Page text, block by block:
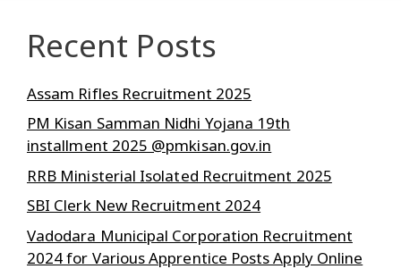
Recent Posts
Assam Rifles Recruitment 2025
PM Kisan Samman Nidhi Yojana 19th
installment 2025 @pmkisan.gov.in
RRB Ministerial Isolated Recruitment 2025
SBI Clerk New Recruitment 2024
Vadodara Municipal Corporation Recruitment
2024 for Various Apprentice Posts Apply Online